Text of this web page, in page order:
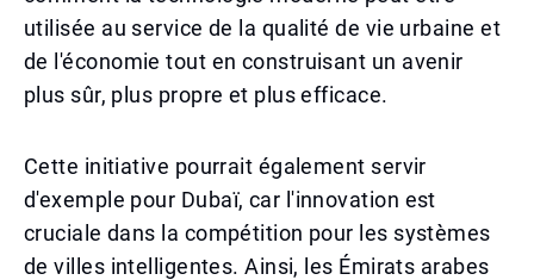
utilisée au service de la qualité de vie urbaine et
de l'économie tout en construisant un avenir
plus sûr, plus propre et plus efficace.
Cette initiative pourrait également servir
d'exemple pour Dubaï, car l'innovation est
cruciale dans la compétition pour les systèmes
de villes intelligentes. Ainsi, les Émirats arabes